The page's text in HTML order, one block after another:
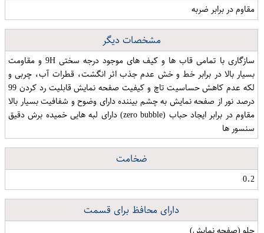
مقاوم در برابر ضربه
مشخصات دیگر
سازگاری با تمامی قاب ها و کیف های موجود درجه سختی 9H و مقاومت
بسیار بالا در برابر خط و خش عدم جذب اثر انگشت، قطرات آب، چربی و
لکه عدم کاهش حساسیت تاچ و کیفیت صفحه نمایش قابلیت رد کردن 99
درصد نور از صفحه نمایش به چشم بیننده دارای وضوح و شفافیت بسیار بالا
مقاوم در برابر ایجاد حباب (zero bubble) دارای لبه هایی خمیده برش دقیق
سنسور ها
ضخامت
0.2
دارای محافظ برای قسمت
جلو (صفحه نمایش)